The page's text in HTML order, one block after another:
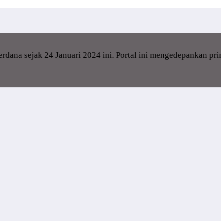
sejak 24 Januari 2024 ini. Portal ini mengedepankan